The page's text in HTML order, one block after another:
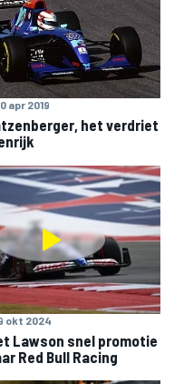
apr 2019
het verdriet
okt 2024
Lawson snel promotie
Red Bull Racing